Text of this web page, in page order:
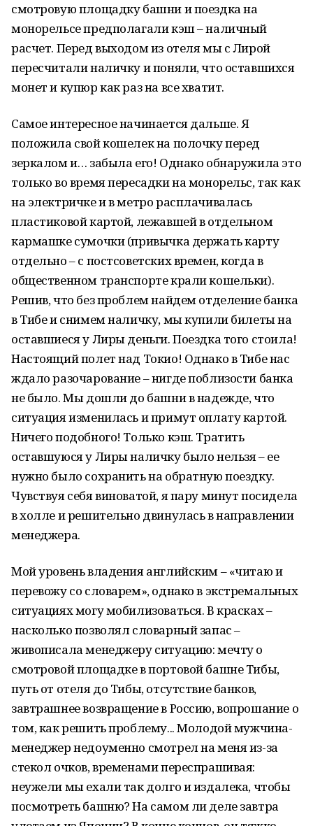
смотровую площадку башни и поездка на
монорельсе предполагали кэш – наличный
расчет. Перед выходом из отеля мы с Лирой
пересчитали наличку и поняли, что оставшихся
монет и купюр как раз на все хватит.
Самое интересное начинается дальше. Я
положила свой кошелек на полочку перед
зеркалом и… забыла его! Однако обнаружила это
только во время пересадки на монорельс, так как
на электричке и в метро расплачивалась
пластиковой картой, лежавшей в отдельном
кармашке сумочки (привычка держать карту
отдельно – с постсоветских времен, когда в
общественном транспорте крали кошельки).
Решив, что без проблем найдем отделение банка
в Тибе и снимем наличку, мы купили билеты на
оставшиеся у Лиры деньги. Поездка того стоила!
Настоящий полет над Токио! Однако в Тибе нас
ждало разочарование – нигде поблизости банка
не было. Мы дошли до башни в надежде, что
ситуация изменилась и примут оплату картой.
Ничего подобного! Только кэш. Тратить
оставшуюся у Лиры наличку было нельзя – ее
нужно было сохранить на обратную поездку.
Чувствуя себя виноватой, я пару минут посидела
в холле и решительно двинулась в направлении
менеджера.
Мой уровень владения английским – «читаю и
перевожу со словарем», однако в экстремальных
ситуациях могу мобилизоваться. В красках –
насколько позволял словарный запас –
живописала менеджеру ситуацию: мечту о
смотровой площадке в портовой башне Тибы,
путь от отеля до Тибы, отсутствие банков,
завтрашнее возвращение в Россию, вопрошание о
том, как решить проблему... Молодой мужчина-
менеджер недоуменно смотрел на меня из-за
стекол очков, временами переспрашивая:
неужели мы ехали так долго и издалека, чтобы
посмотреть башню? На самом ли деле завтра